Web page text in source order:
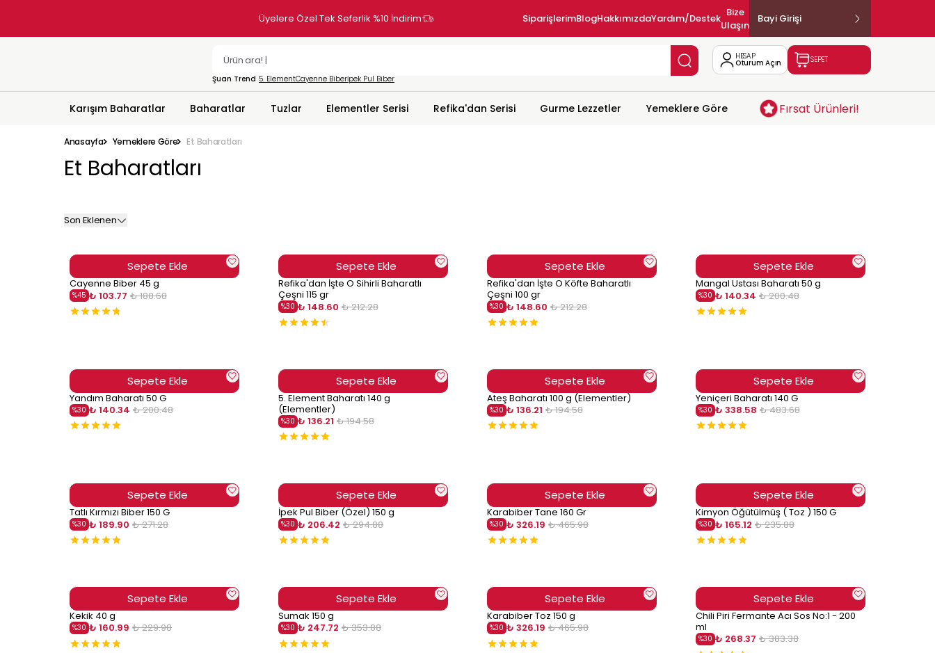
SiparişlerimBlogHakkımızdaYardım/Destek Bize
Ulaşın
Bayi Girişi
Şuan Trend 5. ElementCayenne Biberİpek Pul Biber
HESAP
Oturum Açın SEPET
Karışım Baharatlar Baharatlar Tuzlar Elementler Serisi Refika'dan Serisi Gurme Lezzetler Yemeklere Göre Fırsat Ürünleri!
Anasayfa Yemeklere Göre Et Baharatları
Et Baharatları
Son Eklenen
Sepete Ekle
Cayenne Biber 45 g
%45 ₺ 103.77 ₺ 188.68
Sepete Ekle
Refika'dan İşte O Sihirli Baharatlı
Çeşni 115 gr
%30 ₺ 148.60 ₺ 212.28
Sepete Ekle
Refika'dan İşte O Köfte Baharatlı
Çeşni 100 gr
%30 ₺ 148.60 ₺ 212.28
Sepete Ekle
Mangal Ustası Baharatı 50 g
%30 ₺ 140.34 ₺ 200.48
Sepete Ekle
Yandım Baharatı 50 G
%30 ₺ 140.34 ₺ 200.48
Sepete Ekle
5. Element Baharatı 140 g
(Elementler)
%30 ₺ 136.21 ₺ 194.58
Sepete Ekle
Ateş Baharatı 100 g (Elementler)
%30 ₺ 136.21 ₺ 194.58
Sepete Ekle
Yeniçeri Baharatı 140 G
%30 ₺ 338.58 ₺ 483.68
Sepete Ekle
Tatlı Kırmızı Biber 150 G
%30 ₺ 189.90 ₺ 271.28
Sepete Ekle
İpek Pul Biber (Özel) 150 g
%30 ₺ 206.42 ₺ 294.88
Sepete Ekle
Karabiber Tane 160 Gr
%30 ₺ 326.19 ₺ 465.98
Sepete Ekle
Kimyon Öğütülmüş ( Toz ) 150 G
%30 ₺ 165.12 ₺ 235.88
Sepete Ekle
Kekik 40 g
%30 ₺ 160.99 ₺ 229.98
Sepete Ekle
Sumak 150 g
%30 ₺ 247.72 ₺ 353.88
Sepete Ekle
Karabiber Toz 150 g
%30 ₺ 326.19 ₺ 465.98
Sepete Ekle
Chili Piri Fermante Acı Sos No:1 - 200
ml
%30 ₺ 268.37 ₺ 383.38